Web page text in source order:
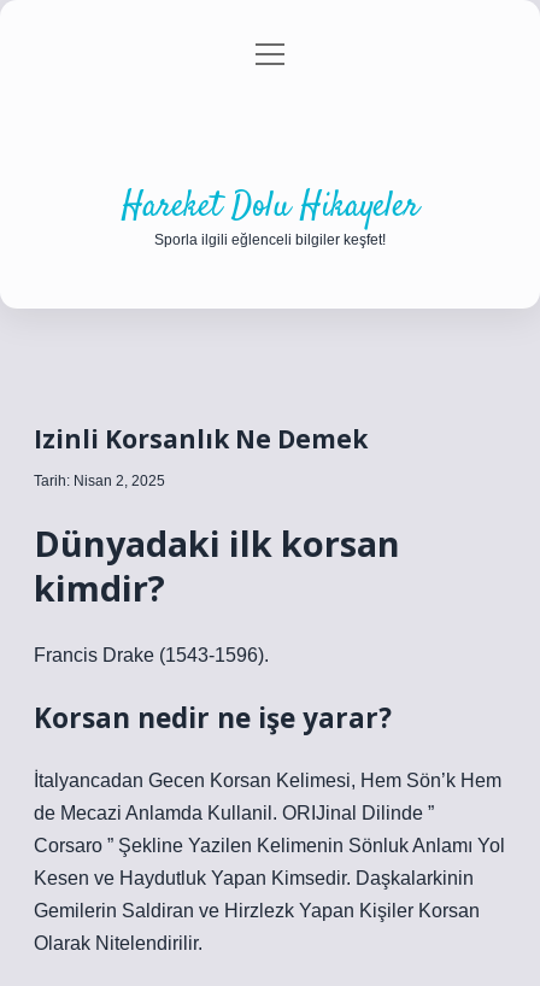
Gizlilik Politikası
menüyü
Hareket Dolu Hikayeler
Sporla ilgili eğlenceli bilgiler keşfet!
Izinli Korsanlık Ne Demek
Tarih: Nisan 2, 2025
Dünyadaki ilk korsan
kimdir?
Francis Drake (1543-1596).
Korsan nedir ne işe yarar?
İtalyancadan Gecen Korsan Kelimesi, Hem Sön’k Hem
de Mecazi Anlamda Kullanil. ORIJinal Dilinde ”
Corsaro ” Şekline Yazilen Kelimenin Sönluk Anlamı Yol
Kesen ve Haydutluk Yapan Kimsedir. Daşkalarkinin
Gemilerin Saldiran ve Hirzlezk Yapan Kişiler Korsan
Olarak Nitelendirilir.